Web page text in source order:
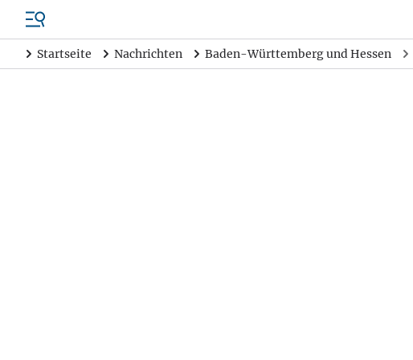
Startseite Nachrichten Baden-Württemberg und Hessen